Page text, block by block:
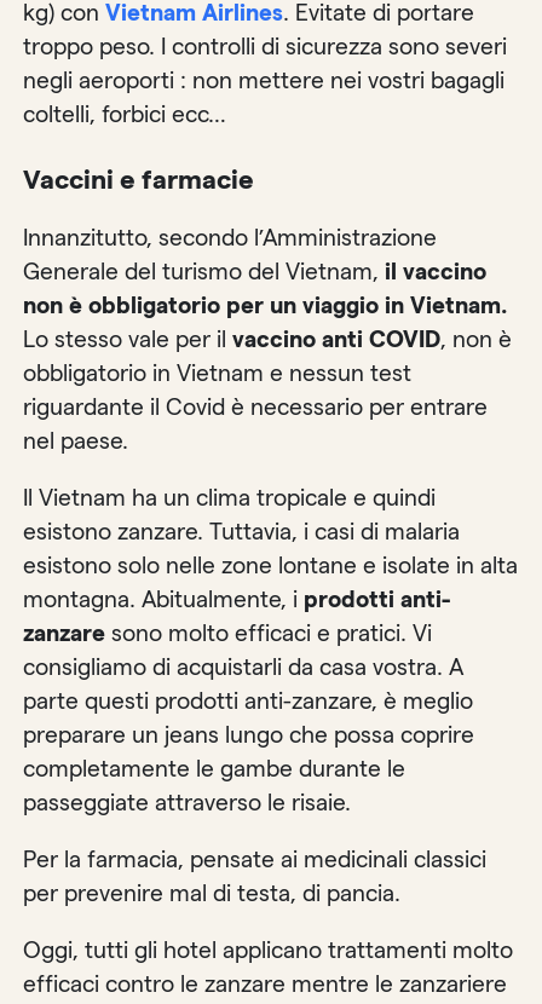
kg) conVietnam Airlines. Evitate di portare
troppo peso. I controlli di sicurezza sono severi
negli aeroporti : non mettere nei vostri bagagli
coltelli, forbici ecc…
Vaccini e farmacie
Innanzitutto, secondo l’Amministrazione
Generale del turismo del Vietnam, il vaccino
non è obbligatorio per un viaggio in Vietnam.
Lo stesso vale per ilvaccino anti COVID, non è
obbligatorio in Vietnam e nessun test
riguardante il Covid è necessario per entrare
nel paese.
Il Vietnam ha un clima tropicale e quindi
esistono zanzare. Tuttavia, i casi di malaria
esistono solo nelle zone lontane e isolate in alta
montagna. Abitualmente, i prodotti anti-
zanzare sono molto efficaci e pratici. Vi
consigliamo di acquistarli da casa vostra. A
parte questi prodotti anti-zanzare, è meglio
preparare un jeans lungo che possa coprire
completamente le gambe durante le
passeggiate attraverso le risaie.
Per la farmacia, pensate ai medicinali classici
per prevenire mal di testa, di pancia.
Oggi, tutti gli hotel applicano trattamenti molto
efficaci contro le zanzare mentre le zanzariere